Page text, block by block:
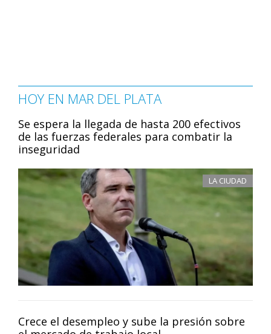
HOY EN MAR DEL PLATA
Se espera la llegada de hasta 200 efectivos
de las fuerzas federales para combatir la
inseguridad
LA CIUDAD
Crece el desempleo y sube la presión sobre